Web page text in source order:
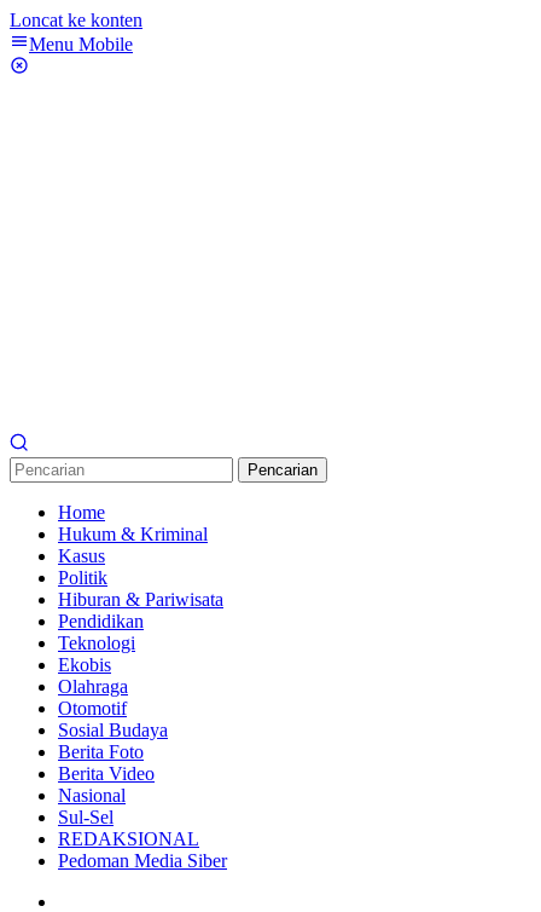
Loncat ke konten
Menu Mobile
Pencarian
Home
Hukum & Kriminal
Kasus
Politik
Hiburan & Pariwisata
Pendidikan
Teknologi
Ekobis
Olahraga
Otomotif
Sosial Budaya
Berita Foto
Berita Video
Nasional
Sul-Sel
REDAKSIONAL
Pedoman Media Siber